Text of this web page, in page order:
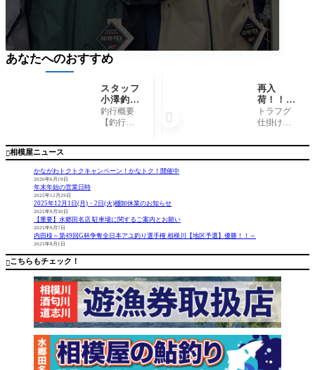
相模屋ニュース
かながわトクトクキャンペーン！かなトク！開催中
2026年6月19日
年末年始の営業日時
2025年12月29日
2025年12月1日(月)・2日(火)棚卸休業のお知らせ
2025年9月30日
【重要】水郷田名店 駐車場に関するご案内とお願い
2025年9月7日
内田様～第49回G杯争奪全日本アユ釣り選手権 相模川【地区予選】優勝！！～
2025年8月1日
こちらもチェック！
あなたへのおすすめ
スタッフ
小澤釣行
記～熱海
沖磯 カ
尾長メジ
m2枚～
釣行概要
【釣行
5年12月8
時間】 6:
熱海沖
ノン【釣
果】・尾
ナ…31㎝/2
枚・尾
長、口
再入
荷！！フ
ジワラ
『トラフ
仕掛40
トラフグ
仕掛け、
号仕様あ
グの白子
も楽し
